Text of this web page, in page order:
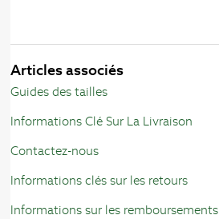
Articles associés
Guides des tailles
Informations Clé Sur La Livraison
Contactez-nous
Informations clés sur les retours
Informations sur les remboursements